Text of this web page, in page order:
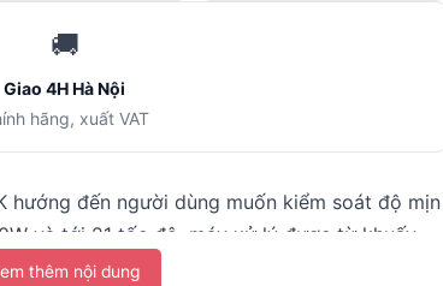
🚚
Giao 4H Hà Nội
hãng, xuất VAT
hướng đến người dùng muốn kiểm soát độ mịn
và tới 21 tốc độ, máy xử lý được từ khuấy
cùng bộ phụ kiện đầy đủ (que đánh
thêm nội dung